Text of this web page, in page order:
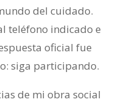
del cuidado.
teléfono indicado e
oficial fue
siga participando.
de mi obra social